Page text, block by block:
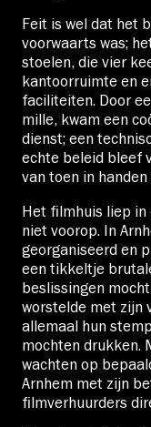
Feit is wel dat het
voorwaarts was;
stoelen, die vier
kantoorruimte en
faciliteiten. Door
mille, kwam een
dienst; een
echte beleid bleef
van toen in
Het filmhuis liep in
niet voorop. In
georganiseerd en
een tikkeltje
beslissingen
worstelde met zijn
allemaal hun
mochten drukken.
wachten op
Arnhem met zijn
filmverhuurders